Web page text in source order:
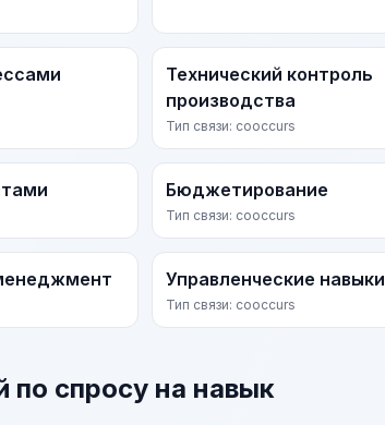
Технический контроль
производства
Тип связи: cooccurs
Бюджетирование
Тип связи: cooccurs
Управленческие навыки
Тип связи: cooccurs
по спросу на навык